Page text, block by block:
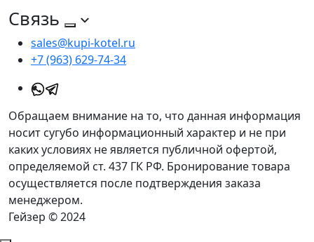
Связь
sales@kupi-kotel.ru
+7 (963) 629-74-34
Обращаем внимание на то, что данная информация
носит сугубо информационный характер и не при
каких условиях не является публичной офертой,
определяемой ст. 437 ГК РФ. Бронирование товара
осуществляется после подтверждения заказа
менеджером.
Гейзер © 2024